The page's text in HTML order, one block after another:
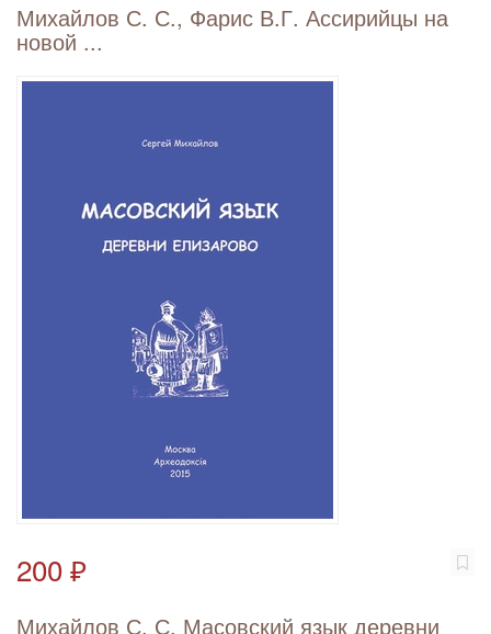
Михайлов С. С., Фарис В.Г. Ассирийцы на
новой ...
200 ₽
Михайлов С. С. Масовский язык деревни